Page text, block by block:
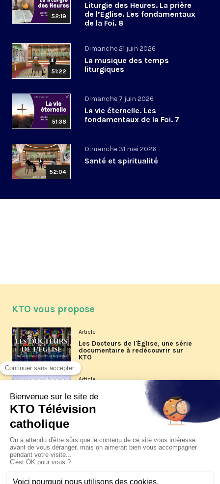
52:19
Liturgie des Heures. La prière
de l’Eglise. Les fondamentaux
de la Foi. 8
51:22
Dimanche 21 juin 2026
La musique des temps
liturgiques
51:38
Dimanche 7 juin 2026
La vie éternelle. Les
fondamentaux de la Foi. 7
52:04
Dimanche 31 mai 2026
Santé et spiritualité
KTO vous propose
Article
Les Docteurs de l'Église, une série
documentaire à redécouvrir sur
KTO
Article
Les reportages d'été 2026 de KTO
La visite pastorale du pape Léon
XIV à Assise à suivre sur KTO le
jeudi 6 août